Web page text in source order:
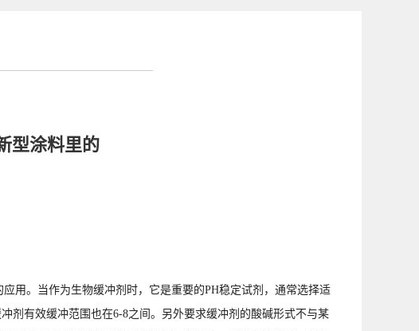
型涂料里的
用。当作为生物缓冲剂时，它是重要的PH稳定试剂，通常选择适
剂有效缓冲范围也在6-8之间。另外要求缓冲剂的酸碱形式不与某